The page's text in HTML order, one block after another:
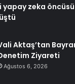
zeka öncüsü
Aktaş’tan
Ziyareti
Ağustos 6, 2026